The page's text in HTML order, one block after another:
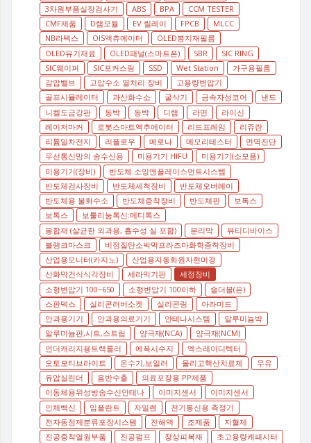
3차원부품실장검사기
ABS BPA
CCM TESTER
CMF제품
D램모듈 EV 릴레이 FPCB
MLCC
NB라텍스
OIS액츄에이터
OLED봉지재필름
OLED유기재료
OLED패널(스마트폰) SBR
SIC RING
SIC웨이퍼
SIC포커스링 SSD Wet Station
가구용필름
감압밸브
고압수소 열처리 장비
고용량변압기
골프시뮬레이터
과산화수소 굴삭기 금속자성코어
낸드
니켈도금강판
동박 동박 디램 라면
라이신
레이저마커
로봇스마트액추에이터 리드프레임
리쥬란
리튬일차전지
리플로우 메로나 메모리테스터
면역진단
무선통신망의 송수신용
미용기기 HIFU
미용기기(소모품)
미용기기(장비)
반도체 소잉앤플레이스먼트시스템
반도체검사장비
반도체세척장비
반도체오버레이
반도체용 불화수소
반도체증착장비 반도체핀
보톡스
보톡스
보툴리눔톡신:메디톡스
봉합재 (살균한 외과용, 흡수성 실 포함)
분리막
뷰티디바이스
블랭크마스크
비정질탄소박막프라즈마화학증착장비
산업용모니터(카지노)
산업용자동화원자현미경
산화막건식식각장비
세라믹기판
세정장비
소형변압기 100~650
소형변압기 100이하
솔더볼(은)
스판덱스
실리콘러버소켓 실리콘링
아라미드
안과용기기
안과용의료기기 안테나시스템
알루미늄박
알루미늄판,시트,스트립
양극재(NCA)
양극재(NCM)
언더캐리지용트랙롤러
에폭시수지
엑스레이디텍터
오토모티브라이트
온수기,보일러 올리고핵산치료제
우유
유압실린더
음반수출
의료포장용 PP제품
이동체용위성방송수신안테나
이미지센서
이미지센서
인체백신
임플란트 자일렌
전기통신용 측정기
전자동정제분류포장시스템
전해액 조제품
지혈제
진공증착열원부품
진공펌프 창상피복재
초고용량캐패시터